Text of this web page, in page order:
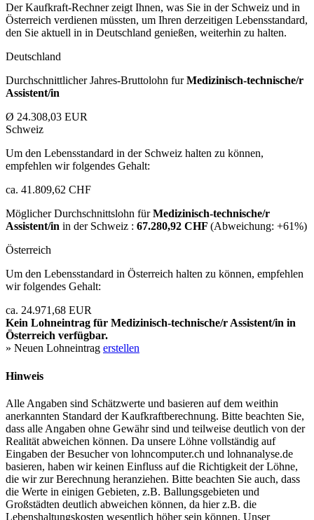
Der Kaufkraft-Rechner zeigt Ihnen, was Sie in der Schweiz und in
Österreich verdienen müssten, um Ihren derzeitigen Lebensstandard,
den Sie aktuell in in Deutschland genießen, weiterhin zu halten.
Deutschland
Durchschnittlicher Jahres-Bruttolohn furMedizinisch-technische/r
Assistent/in
Ø 24.308,03 EUR
Schweiz
Um den Lebensstandard in der Schweiz halten zu können,
empfehlen wir folgendes Gehalt:
ca. 41.809,62 CHF
Möglicher Durchschnittslohn fürMedizinisch-technische/r
Assistent/in in der Schweiz : 67.280,92 CHF (Abweichung: +61%)
Österreich
Um den Lebensstandard in Österreich halten zu können, empfehlen
wir folgendes Gehalt:
ca. 24.971,68 EUR
Kein Lohneintrag für Medizinisch-technische/r Assistent/in in
Österreich verfügbar.
» Neuen Lohneintrag erstellen
Hinweis
Alle Angaben sind Schätzwerte und basieren auf dem weithin
anerkannten Standard der Kaufkraftberechnung. Bitte beachten Sie,
dass alle Angaben ohne Gewähr sind und teilweise deutlich von der
Realität abweichen können. Da unsere Löhne vollständig auf
Eingaben der Besucher von lohncomputer.ch und lohnanalyse.de
basieren, haben wir keinen Einfluss auf die Richtigkeit der Löhne,
die wir zur Berechnung heranziehen. Bitte beachten Sie auch, dass
die Werte in einigen Gebieten, z.B. Ballungsgebieten und
Großstädten deutlich abweichen können, da hier z.B. die
Lebenshaltungskosten wesentlich höher sein können. Unser